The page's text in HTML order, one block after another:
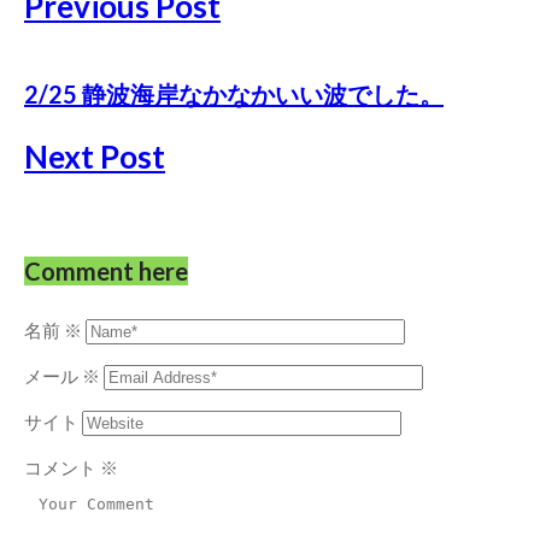
2/25 静波海岸なかなかいい波でした。
Next Post
Comment here
名前 ※
メール ※
サイト
コメント ※